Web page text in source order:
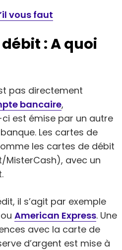
vous faut
: A quoi
pas directement
bancaire,
est émise par un autre
Les cartes de
les cartes de débit
MisterCash), avec un
il s’agit par exemple
ou American Express. Une
avec la carte de
d’argent est mise à